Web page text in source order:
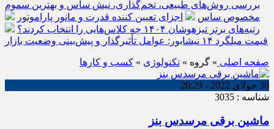
بررسی روش‌های طبیعی، تخم‌گذاری، نیش ساس و بهترین سموم
مخصوص ساس
اجزای تعیین کننده قدرت و مانور پاراموتور
رتبه‌های برتر تیزهوشان ۱۴۰۴ چه کلاس‌هایی را انتخاب کردند؟
قیمت میلگرد ۱۴ نیشابور: عوامل تأثیرگذار و پیش‌بینی وضعیت بازار
صفحه اصلی » گروه » تکنولوژی » کسب و کارها
30 جولای 2022 - 20:29
شناسه : 3035
ماشین برقی مرسدس بنز